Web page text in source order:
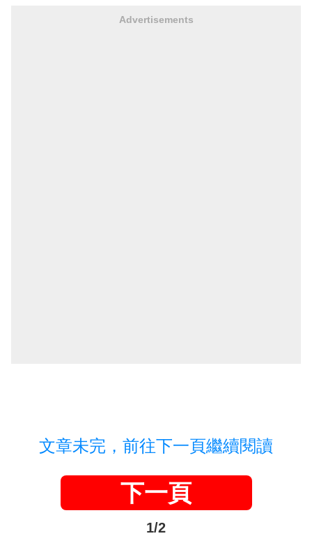
Advertisements
文章未完，前往下一頁繼續閱讀
下一頁
1/2